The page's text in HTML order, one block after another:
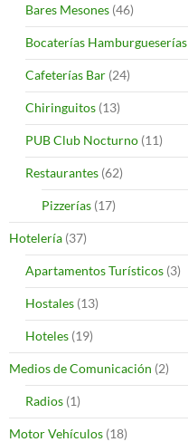
Bares Mesones (46)
Bocaterías Hamburgueserías
Cafeterías Bar (24)
Chiringuitos (13)
PUB Club Nocturno (11)
Restaurantes (62)
Pizzerías (17)
Hotelería (37)
Apartamentos Turísticos (3)
Hostales (13)
Hoteles (19)
Medios de Comunicación (2)
Radios (1)
Motor Vehículos (18)